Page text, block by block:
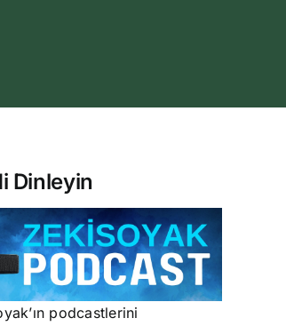
Dinleyin
podcastlerini